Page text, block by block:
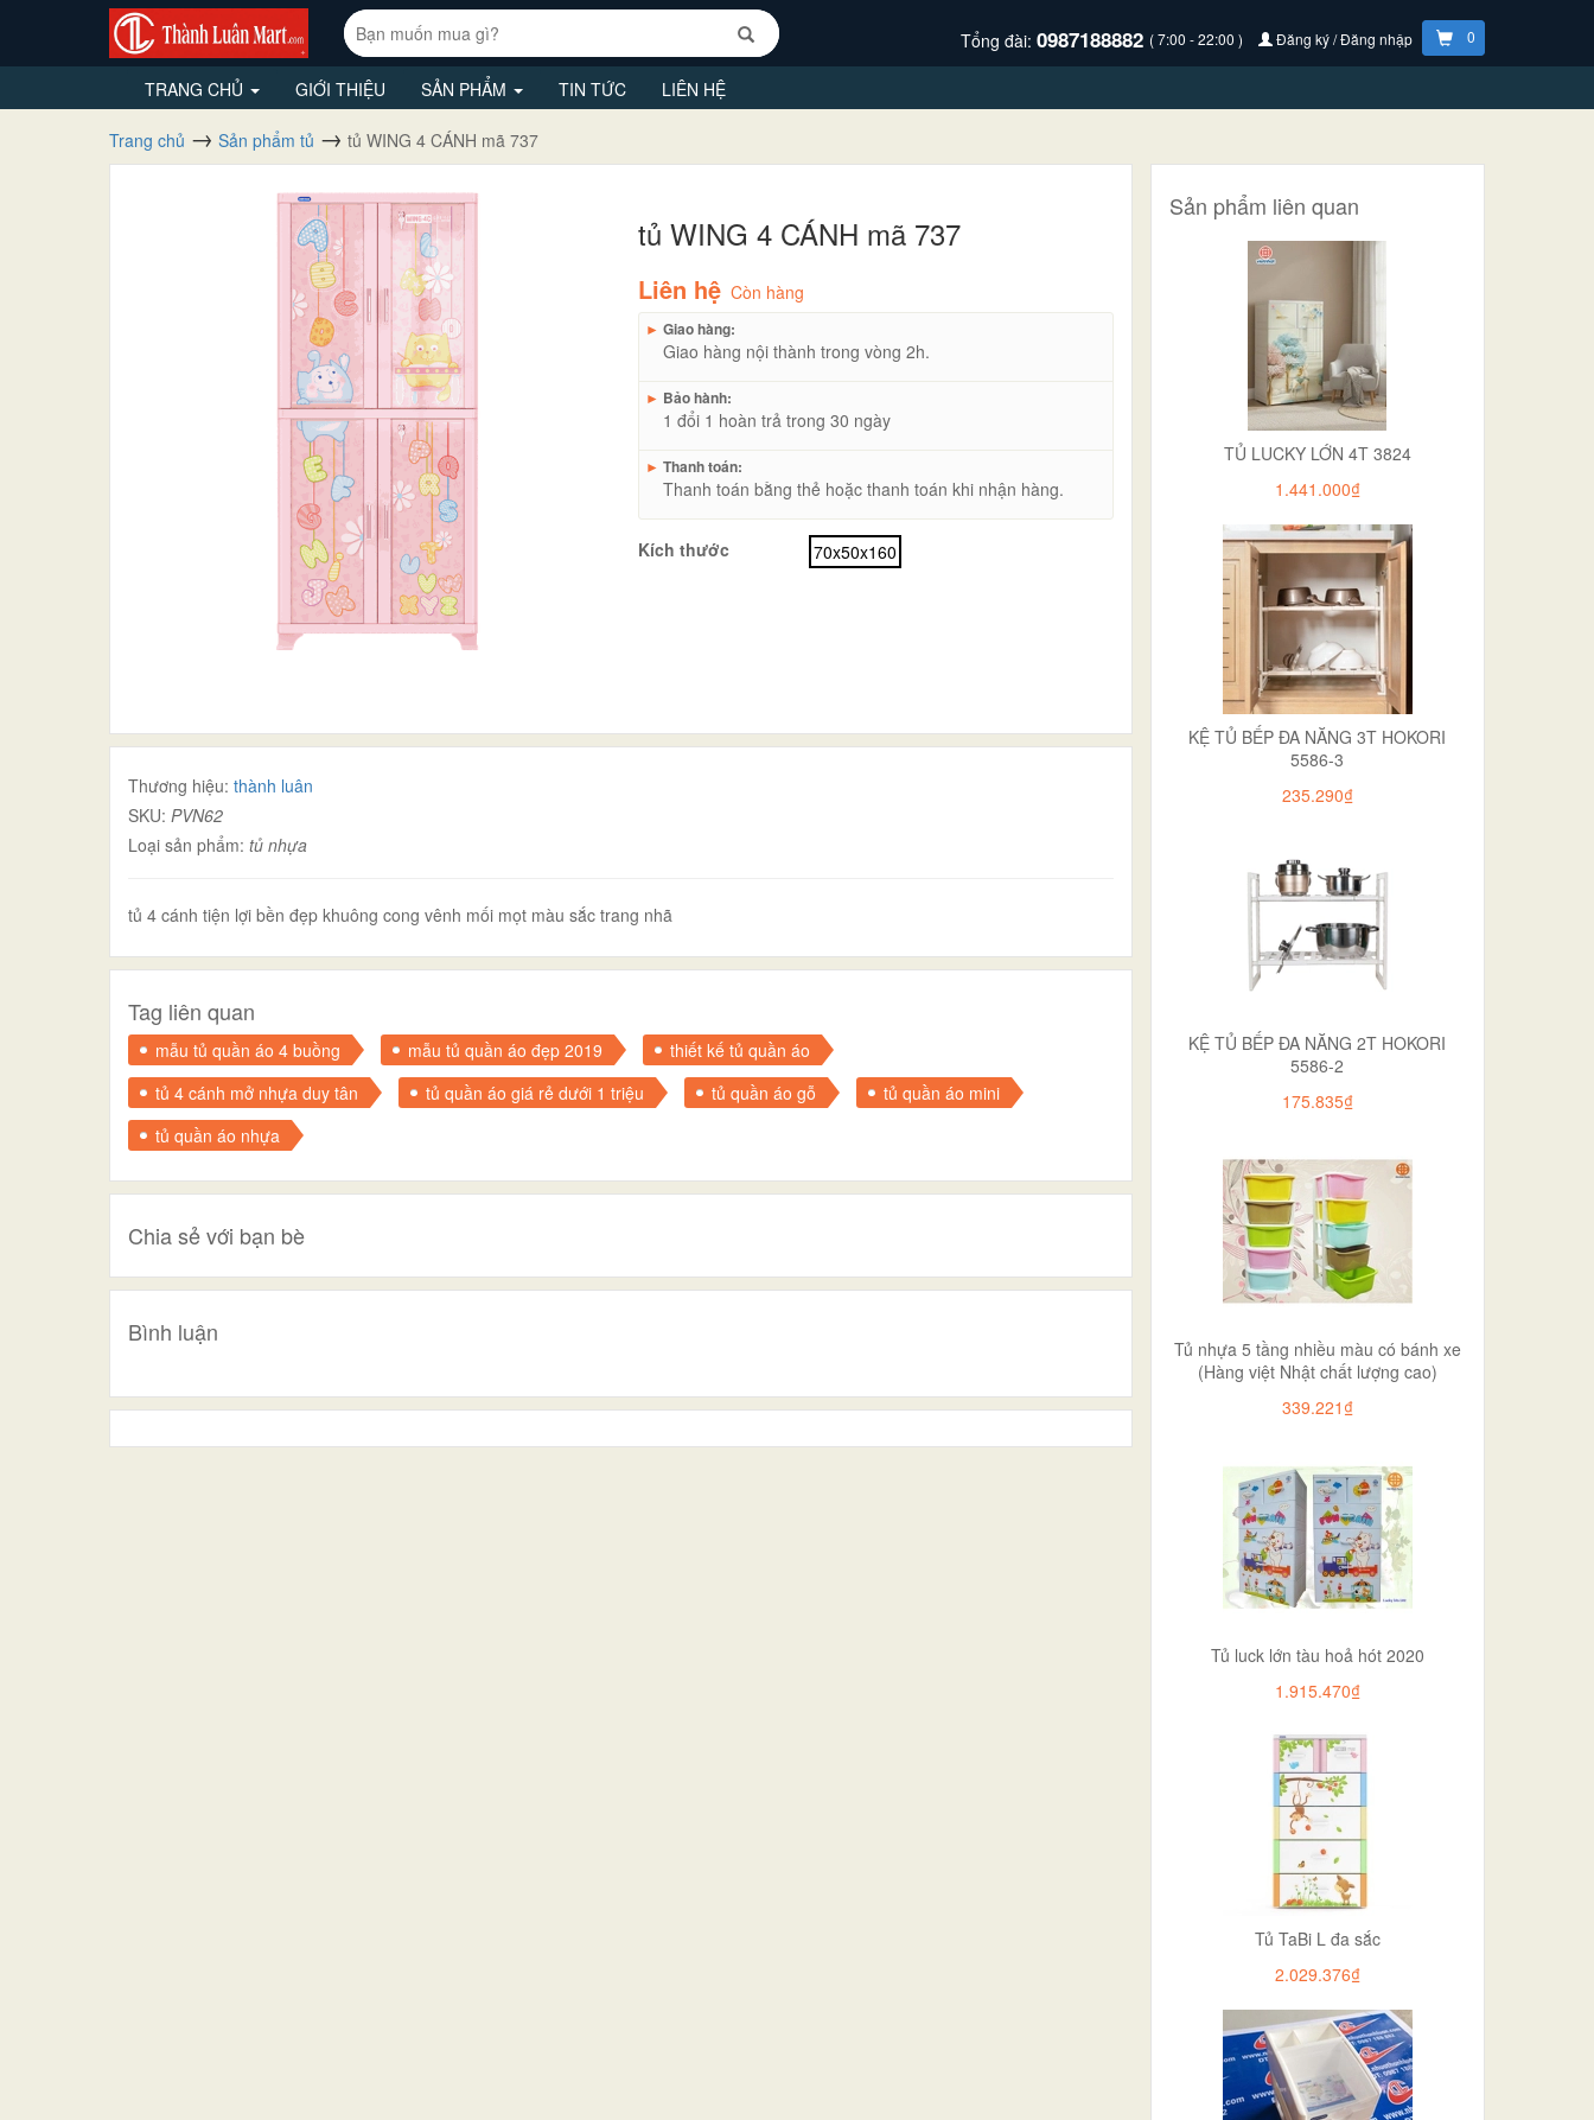
Tổng đài: 0987188882 ( 7:00 - 22:00 ) Đăng ký / Đăng nhập 0
TRANG CHỦ GIỚI THIỆU SẢN PHẨM TIN TỨC LIÊN HỆ
Trang chủ Sản phẩm tủ tủ WING 4 CÁNH mã 737
tủ WING 4 CÁNH mã 737
Liên hệ Còn hàng
► Giao hàng:
Giao hàng nội thành trong vòng 2h.
► Bảo hành:
1 đổi 1 hoàn trả trong 30 ngày
► Thanh toán:
Thanh toán bằng thẻ hoặc thanh toán khi nhận hàng.
Kích thước 70x50x160
Thương hiệu: thành luân
SKU: PVN62
Loại sản phẩm: tủ nhựa
tủ 4 cánh tiện lợi bền đẹp khuông cong vênh mối mọt màu sắc trang nhã
Tag liên quan
mẫu tủ quần áo 4 buồng mẫu tủ quần áo đẹp 2019
thiết kế tủ quần áo
tủ 4 cánh mở nhựa duy tân
tủ quần áo giá rẻ dưới 1 triệu tủ quần áo gỗ
tủ quần áo mini
tủ quần áo nhựa
Chia sẻ với bạn bè
Bình luận
Sản phẩm liên quan
TỦ LUCKY LỚN 4T 3824
1.441.000₫
KỆ TỦ BẾP ĐA NĂNG 3T HOKORI
5586-3
235.290₫
KỆ TỦ BẾP ĐA NĂNG 2T HOKORI
5586-2
175.835₫
Tủ nhựa 5 tầng nhiều màu có bánh xe
(Hàng việt Nhật chất lượng cao)
339.221₫
Tủ luck lớn tàu hoả hót 2020
1.915.470₫
Tủ TaBi L đa sắc
2.029.376₫